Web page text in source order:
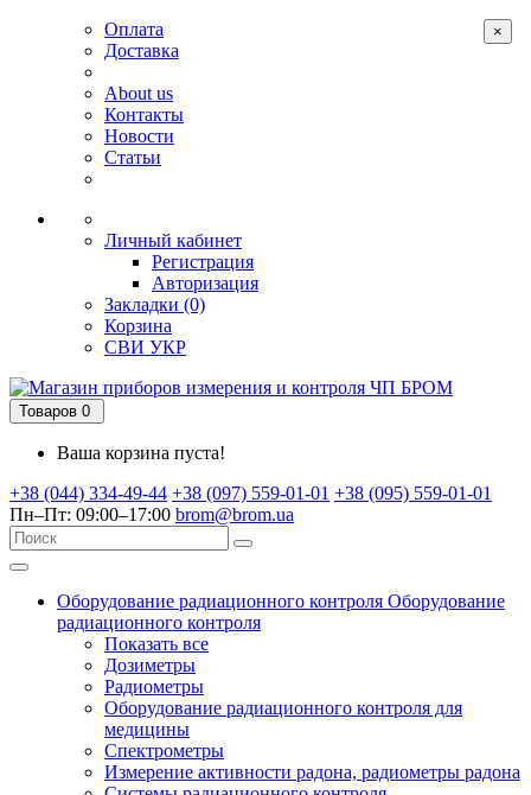
Оплата
Доставка
About us
Контакты
Новости
Статьи
Личный кабинет
Регистрация
Авторизация
Закладки (0)
Корзина
СВИ УКР
Товаров 0
Ваша корзина пуста!
+38 (044) 334-49-44 +38 (097) 559-01-01 +38 (095) 559-01-01
Пн–Пт: 09:00–17:00 brom@brom.ua
Оборудование радиационного контроля Оборудование
радиационного контроля
Показать все
Дозиметры
Радиометры
Оборудование радиационного контроля для
медицины
Спектрометры
Измерение активности радона, радиометры радона
×